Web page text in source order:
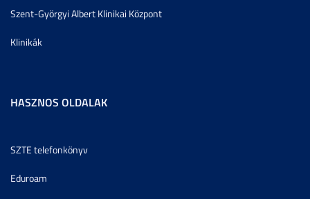
Szent-Györgyi Albert Klinikai Központ
Klinikák
HASZNOS OLDALAK
SZTE telefonkönyv
Eduroam